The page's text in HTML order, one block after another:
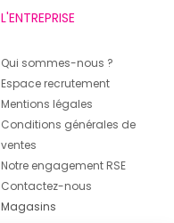
L'ENTREPRISE
Qui sommes-nous ?
Espace recrutement
Mentions légales
Conditions générales de
ventes
Notre engagement RSE
Contactez-nous
Magasins